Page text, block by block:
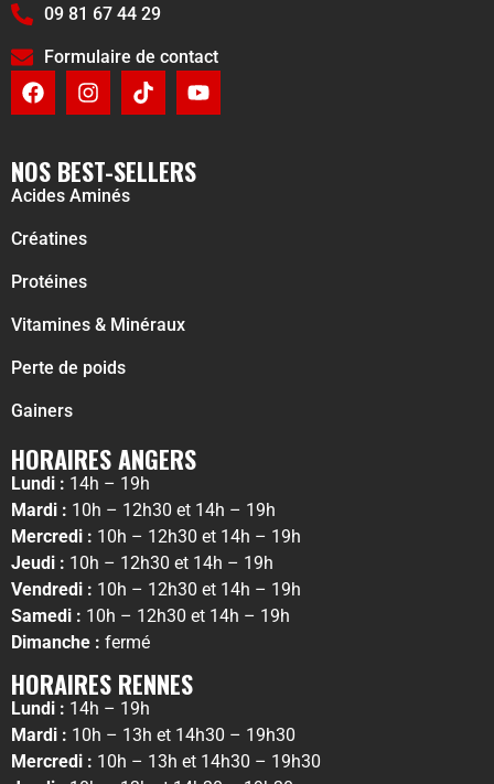
09 81 67 44 29
Formulaire de contact
NOS BEST-SELLERS
Acides Aminés
Créatines
Protéines
Vitamines & Minéraux
Perte de poids
Gainers
HORAIRES ANGERS
Lundi : 14h – 19h
Mardi : 10h – 12h30 et 14h – 19h
Mercredi : 10h – 12h30 et 14h – 19h
Jeudi : 10h – 12h30 et 14h – 19h
Vendredi : 10h – 12h30 et 14h – 19h
Samedi : 10h – 12h30 et 14h – 19h
Dimanche : fermé
HORAIRES RENNES
Lundi : 14h – 19h
Mardi : 10h – 13h et 14h30 – 19h30
Mercredi : 10h – 13h et 14h30 – 19h30